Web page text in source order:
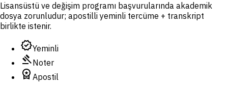
Lisansüstü ve değişim programı başvurularında akademik
dosya zorunludur; apostilli yeminli tercüme + transkript
birlikte istenir.
verifiedYeminli
gavelNoter
workspace_premium Apostil